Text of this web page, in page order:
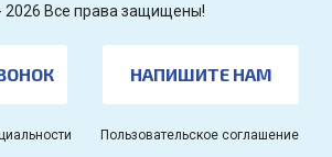
2026 Все права защищены!
НАПИШИТЕ НАМ
Пользовательское соглашение